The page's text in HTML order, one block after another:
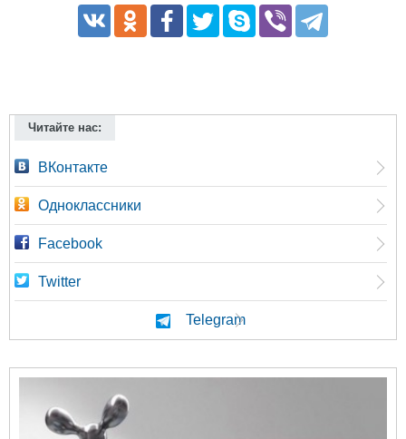
Читайте нас:
ВКонтакте
Одноклассники
Facebook
Twitter
Telegram